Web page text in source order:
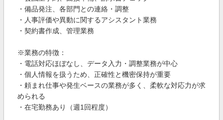
・備品発注、各部門との連絡・調整
・人事評価や異動に関するアシスタント業務
・契約書作成、管理業務
※業務の特徴：
・電話対応ほぼなし、データ入力・調整業務が中心
・個人情報を扱うため、正確性と機密保持が重要
・頼まれ仕事や発生ベースの業務が多く、柔軟な対応力が求
められる
・在宅勤務あり（週1回程度）